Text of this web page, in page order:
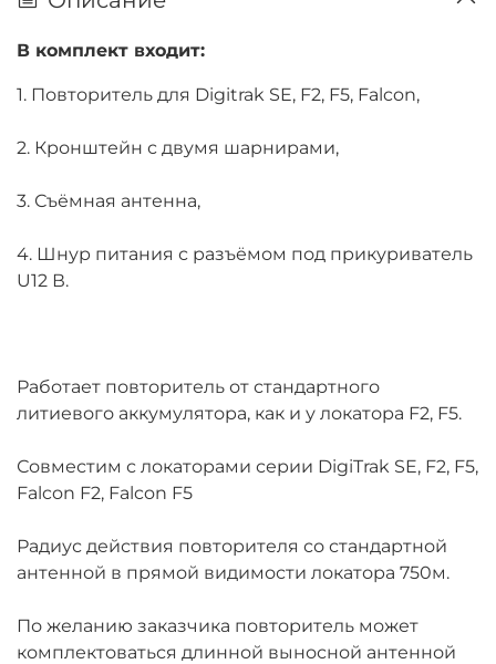
В комплект входит:
1. Повторитель для Digitrak SE, F2, F5, Falcon,
2. Кронштейн с двумя шарнирами,
3. Съёмная антенна,
4. Шнур питания с разъёмом под прикуриватель
U12 В.
Работает повторитель от стандартного
литиевого аккумулятора, как и у локатора F2, F5.
Совместим с локаторами серии DigiTrak SE, F2, F5,
Falcon F2, Falcon F5
Радиус действия повторителя со стандартной
антенной в прямой видимости локатора 750м.
По желанию заказчика повторитель может
комплектоваться длинной выносной антенной